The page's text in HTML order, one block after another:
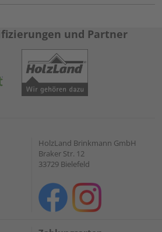
und Partner
HolzLand Brinkmann GmbH
Braker Str. 12
33729 Bielefeld